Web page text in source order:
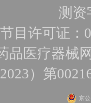
测资
目许可证：
品医疗器械
2023）第
京